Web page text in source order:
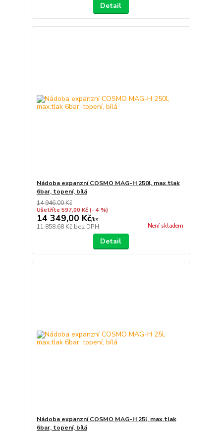
Detail
Nádoba expanzní COSMO MAG-H 250l, max.tlak
6bar, topení, bílá
14 946,00 Kč
Ušetříte 597,00 Kč (- 4 %)
14 349,00 Kč/ks
11 858,68 Kč bez DPH Není skladem
Detail
Nádoba expanzní COSMO MAG-H 25l, max.tlak
6bar, topení, bílá